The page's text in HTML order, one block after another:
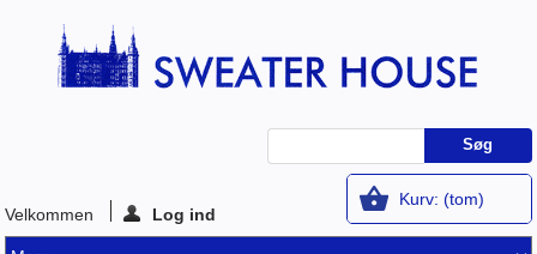
Kurv: (tom)
Velkommen
Log ind